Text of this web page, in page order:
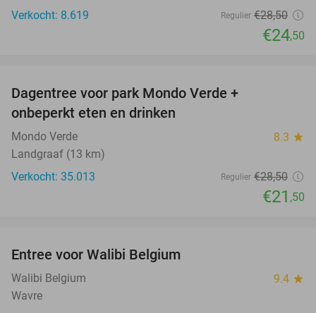
Verkocht: 8.619
Regulier €28,50
€24,50
Dagentree voor park Mondo Verde +
onbeperkt eten en drinken
Mondo Verde 8.3 star
Landgraaf (13 km)
Verkocht: 35.013
Regulier €28,50
€21 ,50
Entree voor Walibi Belgium
Walibi Belgium 9.4 star
Wavre